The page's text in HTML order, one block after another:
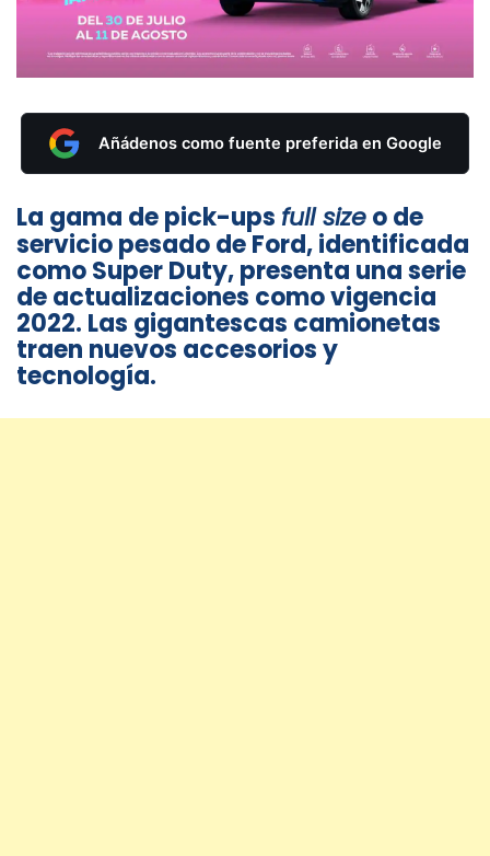
Añádenos como fuente preferida en Google
La gama de pick-ups full sizeo de
servicio pesado de Ford, identificada
como Super Duty, presenta una serie
de actualizaciones como vigencia
2022. Las gigantescas camionetas
traen nuevos accesorios y
tecnología.